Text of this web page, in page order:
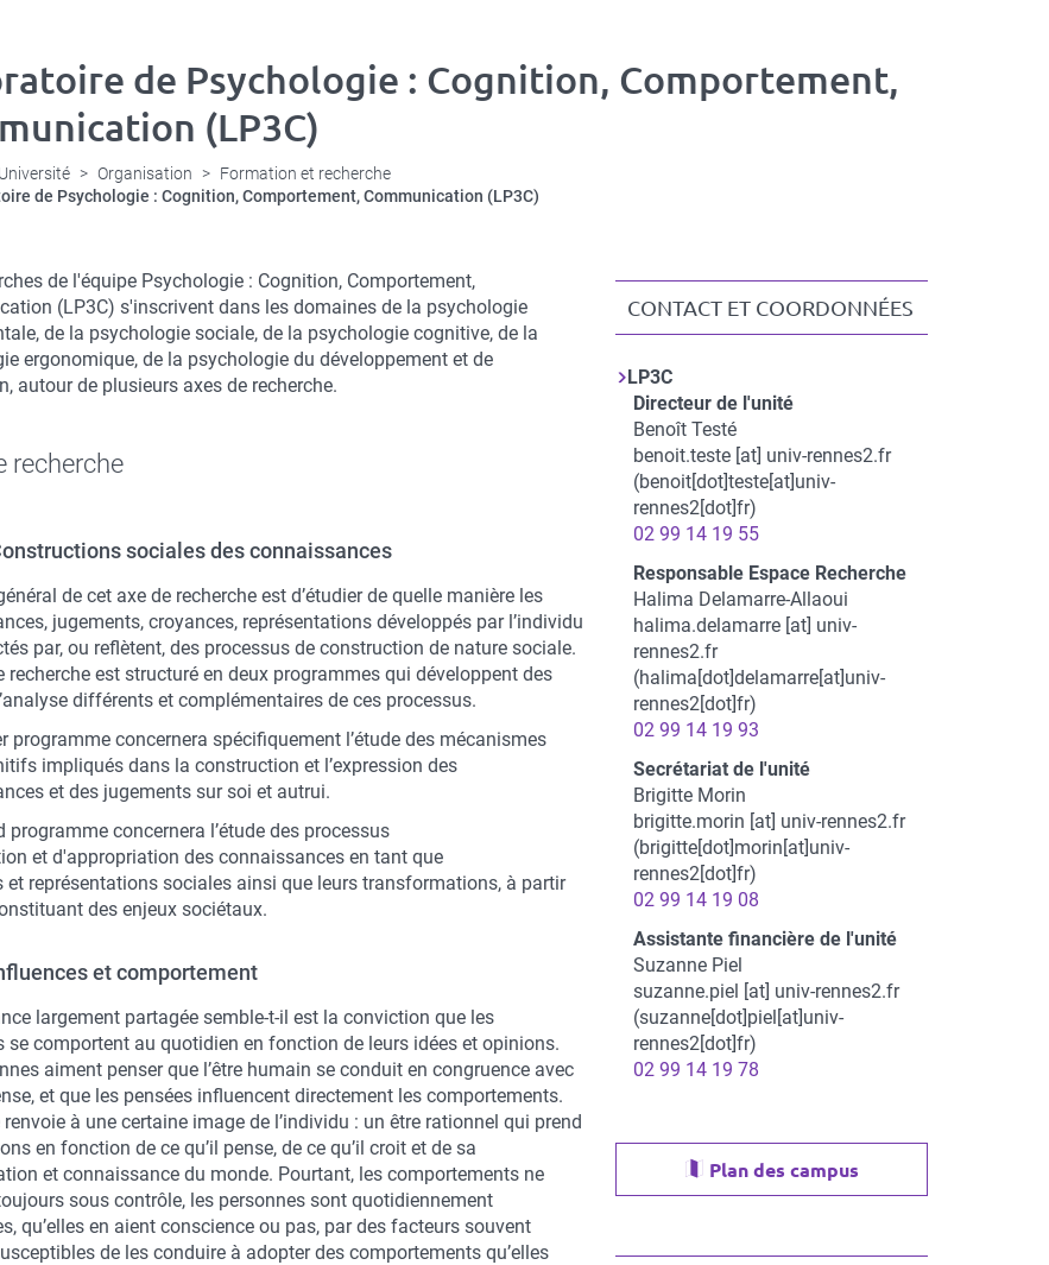
de Psychologie : Cognition, Comportement,
(LP3C)
Université Organisation
Formation et recherche
de Psychologie : Cognition, Comportement, Communication (LP3C)
de l'équipe Psychologie : Cognition, Comportement,
(LP3C) s'inscrivent dans les domaines de la psychologie
de la psychologie sociale, de la psychologie cognitive, de la
ergonomique, de la psychologie du développement et de
autour de plusieurs axes de recherche.
recherche
sociales des connaissances
de cet axe de recherche est d’étudier de quelle manière les
jugements, croyances, représentations développés par l’individu
par, ou reflètent, des processus de construction de nature sociale.
recherche est structuré en deux programmes qui développent des
différents et complémentaires de ces processus.
programme concernera spécifiquement l’étude des mécanismes
impliqués dans la construction et l’expression des
et des jugements sur soi et autrui.
programme concernera l’étude des processus
et d'appropriation des connaissances en tant que
et représentations sociales ainsi que leurs transformations, à partir
des enjeux sociétaux.
et comportement
largement partagée semble-t-il est la conviction que les
se comportent au quotidien en fonction de leurs idées et opinions.
aiment penser que l’être humain se conduit en congruence avec
et que les pensées influencent directement les comportements.
renvoie à une certaine image de l’individu : un être rationnel qui prend
en fonction de ce qu’il pense, de ce qu’il croit et de sa
et connaissance du monde. Pourtant, les comportements ne
sous contrôle, les personnes sont quotidiennement
qu’elles en aient conscience ou pas, par des facteurs souvent
de les conduire à adopter des comportements qu’elles
CONTACT ET COORDONNÉES
et
coordonnées
LP3C
Directeur de l'unité
Benoît Testé
benoit.teste[at] univ-rennes2.fr
(benoit[dot]teste[at]univ-
rennes2[dot]fr)
02 99 14 19 55
Responsable Espace Recherche
Halima Delamarre-Allaoui
halima.delamarre[at] univ-
rennes2.fr
(halima[dot]delamarre[at]univ-
rennes2[dot]fr)
02 99 14 19 93
Secrétariat de l'unité
Brigitte Morin
brigitte.morin [at] univ-rennes2.fr
(brigitte[dot]morin[at]univ-
rennes2[dot]fr)
02 99 14 19 08
Assistante financière de l'unité
Suzanne Piel
suzanne.piel [at] univ-rennes2.fr
(suzanne[dot]piel[at]univ-
rennes2[dot]fr)
02 99 14 19 78
Plan des campus